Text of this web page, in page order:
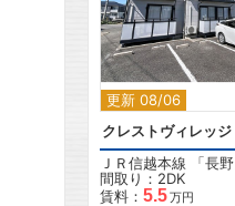
更新 08/06
2
クレストヴィレッジ
ＪＲ信越本線 「長野
間取り：2DK
賃料： 5.5万円